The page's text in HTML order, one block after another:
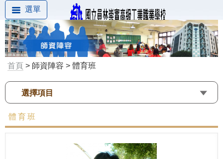
選單
首頁 > 師資陣容 > 體育班
選擇項目
體育班